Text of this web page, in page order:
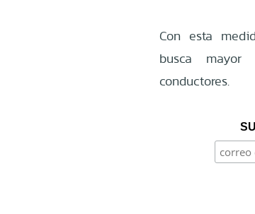
Con esta
busca
conductores.